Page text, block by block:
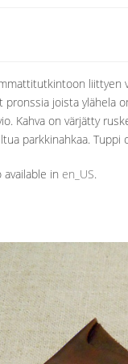
pronssia joista ylähela
Kahva on värjätty
parkkinahkaa. Tuppi
in en_US.